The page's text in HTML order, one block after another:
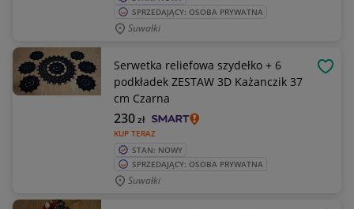
SPRZEDAJĄCY: OSOBA PRYWATNA
Suwałki
Serwetka reliefowa szydełko + 6
podkładek ZESTAW 3D Każanczik 37
cm Czarna
KUP TERAZ
230zł
STAN: NOWY
SPRZEDAJĄCY: OSOBA PRYWATNA
Suwałki